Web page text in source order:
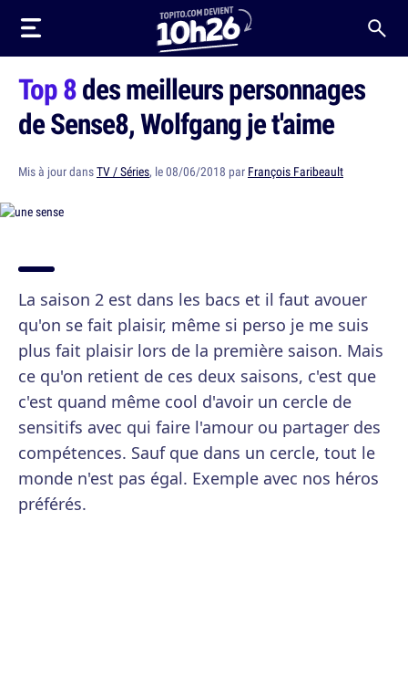
Top 8des meilleurs personnages
de Sense8, Wolfgang je t'aime
Mis à jour dansTV / Séries, le 08/06/2018 par François Faribeault
La saison 2 est dans les bacs et il faut avouer
qu'on se fait plaisir, même si perso je me suis
plus fait plaisir lors de la première saison. Mais
ce qu'on retient de ces deux saisons, c'est que
c'est quand même cool d'avoir un cercle de
sensitifs avec qui faire l'amour ou partager des
compétences. Sauf que dans un cercle, tout le
monde n'est pas égal. Exemple avec nos héros
préférés.